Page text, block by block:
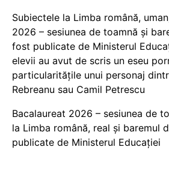
Subiectele la Limba română,
2026 – sesiunea de toamnă și
fost publicate de Ministerul
elevii au avut de scris un eseu
particularitățile unui personaj
Rebreanu sau Camil Petrescu
Bacalaureat 2026 – sesiunea de
la Limba română, real și baremul
publicate de Ministerul Educației